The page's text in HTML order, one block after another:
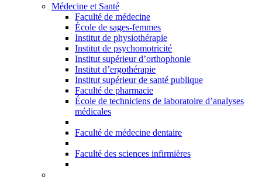
Médecine et Santé
Faculté de médecine
École de sages-femmes
Institut de physiothérapie
Institut de psychomotricité
Institut supérieur d’orthophonie
Institut d’ergothérapie
Institut supérieur de santé publique
Faculté de pharmacie
École de techniciens de laboratoire d’analyses
médicales
Faculté de médecine dentaire
Faculté des sciences infirmières